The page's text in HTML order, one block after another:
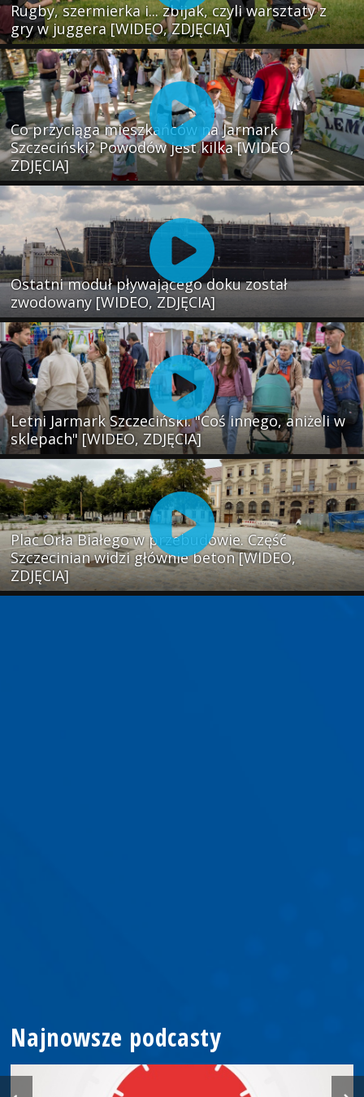
Rugby, szermierka i... zbijak, czyli warsztaty z
gry w juggera [WIDEO, ZDJĘCIA]
Co przyciąga mieszkańców na Jarmark
Szczeciński? Powodów jest kilka [WIDEO,
ZDJĘCIA]
Ostatni moduł pływającego doku został
zwodowany [WIDEO, ZDJĘCIA]
Letni Jarmark Szczeciński. "Coś innego, aniżeli w
sklepach" [WIDEO, ZDJĘCIA]
Plac Orła Białego w przebudowie. Część
Szczecinian widzi głównie beton [WIDEO,
ZDJĘCIA]
Najnowsze podcasty